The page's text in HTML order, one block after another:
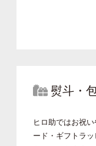
熨斗・
ヒロ助ではお祝
ード・ギフトラ